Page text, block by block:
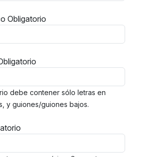
Obligatorio
debe contener sólo letras en
y guiones/guiones bajos.